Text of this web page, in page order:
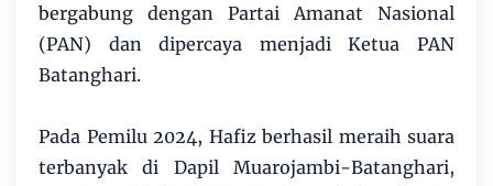
bergabung dengan Partai Amanat Nasional
(PAN) dan dipercaya menjadi Ketua PAN
Batanghari.
Pada Pemilu 2024, Hafiz berhasil meraih suara
terbanyak di Dapil Muarojambi-Batanghari,